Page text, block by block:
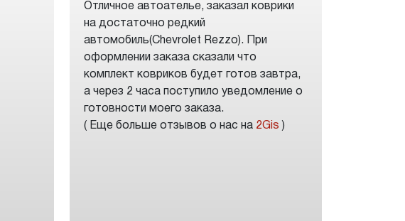
Отличное автоателье, заказал коврики
на достаточно редкий
автомобиль(Chevrolet Rezzo). При
оформлении заказа сказали что
комплект ковриков будет готов завтра,
а через 2 часа поступило уведомление о
готовности моего заказа.
( Еще больше отзывов о нас на 2Gis )